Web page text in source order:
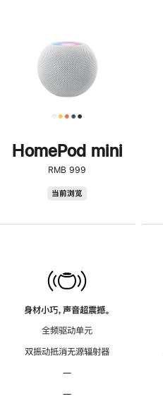
HomePod mini
RMB 999
当前浏览
身材小巧，声音超震撼。
全频驱动单元
双振动抵消无源辐射器
—
—